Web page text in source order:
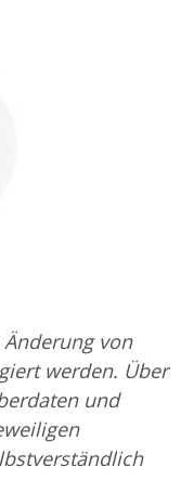
von
werden. Über
und